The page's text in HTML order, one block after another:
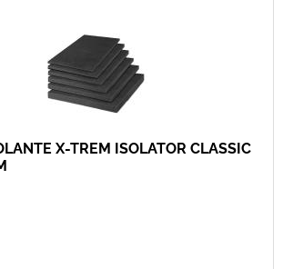
X-TREM ISOLATOR CLASSIC